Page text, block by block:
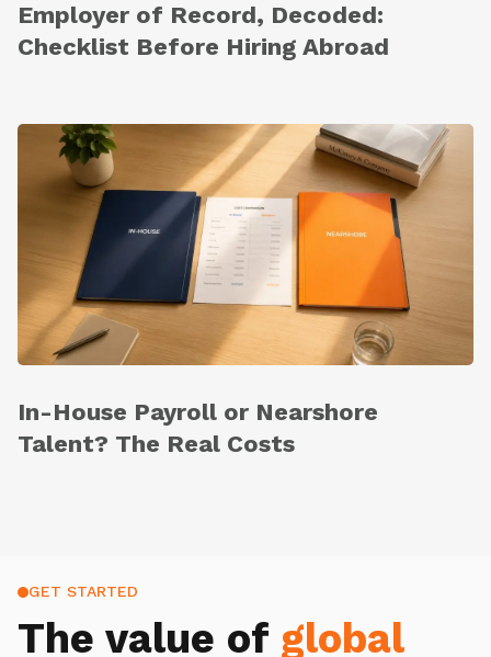
Employer of Record, Decoded:
Checklist Before Hiring Abroad
In-House Payroll or Nearshore
Talent? The Real Costs
GET STARTED
The value of global